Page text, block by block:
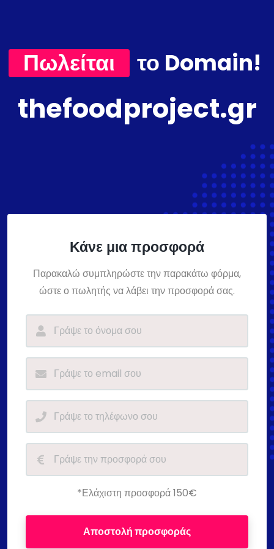
Πωλείται το Domain!
thefoodproject.gr
Κάνε μια προσφορά
Παρακαλώ συμπληρώστε την παρακάτω φόρμα,
ώστε ο πωλητής να λάβει την προσφορά σας.
*Ελάχιστη προσφορά 150€
Αποστολή προσφοράς